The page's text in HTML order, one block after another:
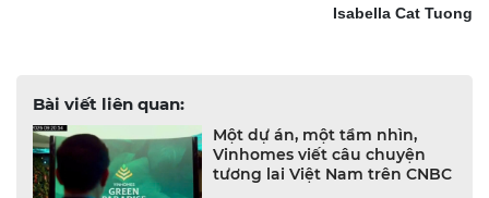
Isabella Cat Tuong
Bài viết liên quan:
Một dự án, một tầm nhìn,
Vinhomes viết câu chuyện
tương lai Việt Nam trên CNBC